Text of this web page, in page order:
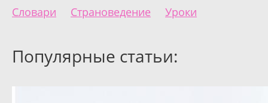
Словари Страноведение Уроки
Популярные статьи: